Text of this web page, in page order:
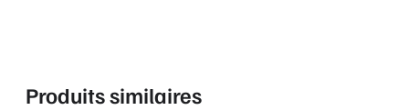
Produits similaires